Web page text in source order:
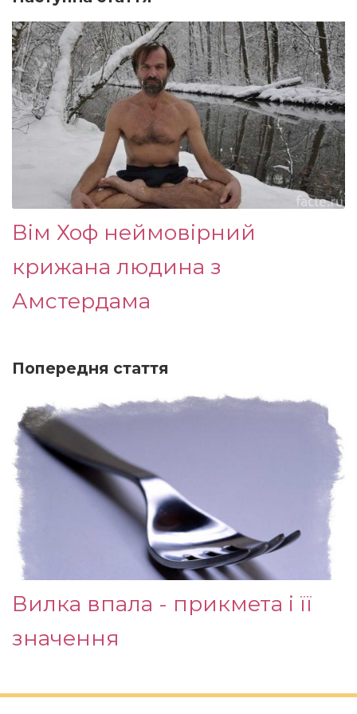
Вім Хоф неймовірний
крижана людина з
Амстердама
Попередня стаття
Вилка впала - прикмета і її
значення